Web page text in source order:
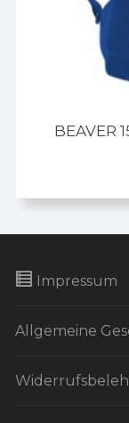
BEAVER
Impressum
Allgemeine